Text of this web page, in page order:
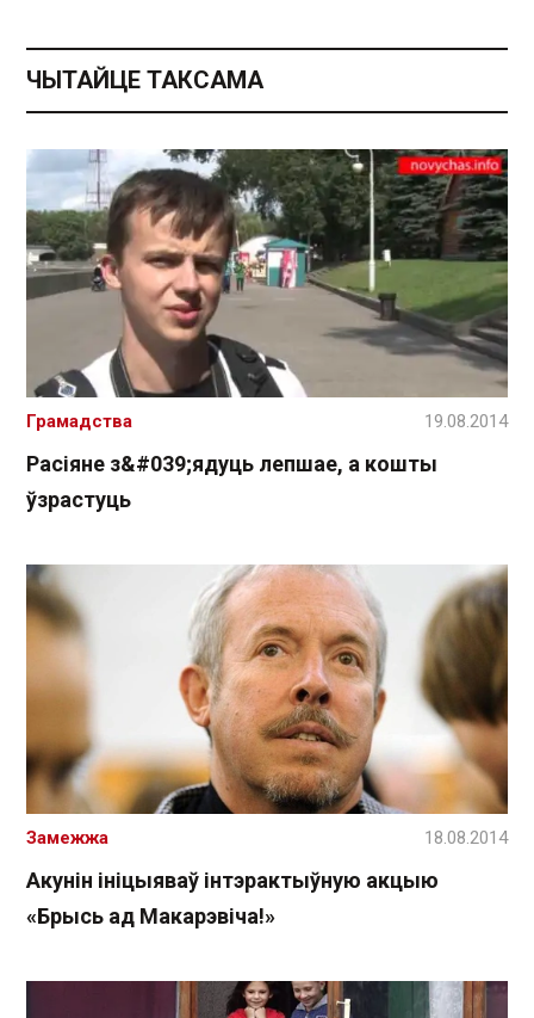
ЧЫТАЙЦЕ ТАКСАМА
Расіяне з&#039;ядуць лепшае, а кошты
ўзрастуць
Грамадства 19.08.2014
Акунін ініцыяваў інтэрактыўную акцыю
«Брысь ад Макарэвіча!»
Замежжа 18.08.2014